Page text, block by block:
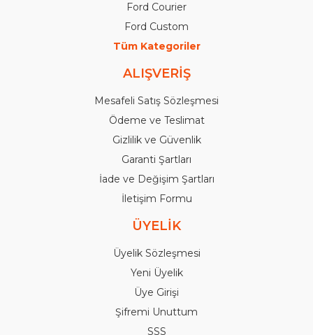
Ford Courier
Ford Custom
Tüm Kategoriler
ALIŞVERİŞ
Mesafeli Satış Sözleşmesi
Ödeme ve Teslimat
Gizlilik ve Güvenlik
Garanti Şartları
İade ve Değişim Şartları
İletişim Formu
ÜYELİK
Üyelik Sözleşmesi
Yeni Üyelik
Üye Girişi
Şifremi Unuttum
SSS